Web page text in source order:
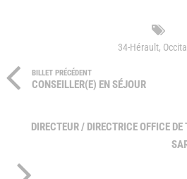
34-Hérault,
BILLET PRÉCÉDENT
CONSEILLER(E) EN SÉJOUR
DIRECTEUR / DIRECTRICE OFFICE